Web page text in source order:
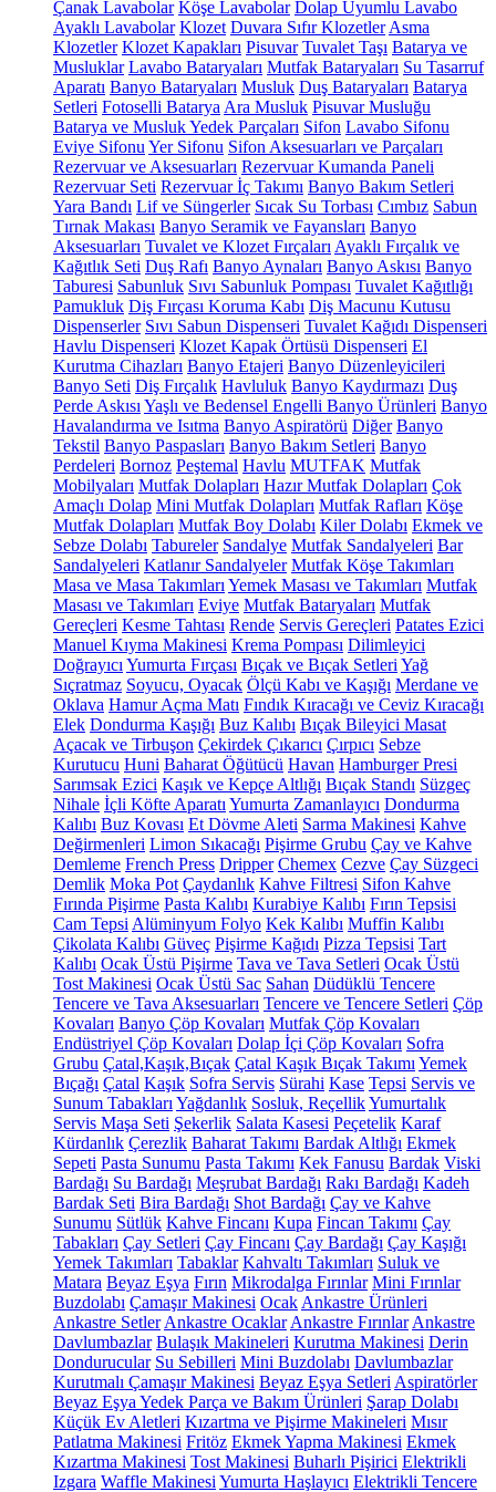
Çanak Lavabolar Köşe Lavabolar Dolap Uyumlu Lavabo
Ayaklı Lavabolar Klozet Duvara Sıfır Klozetler Asma
Klozetler Klozet Kapakları Pisuvar Tuvalet Taşı Batarya ve
Musluklar Lavabo Bataryaları Mutfak Bataryaları Su Tasarruf
Aparatı Banyo Bataryaları Musluk Duş Bataryaları Batarya
Setleri Fotoselli Batarya Ara Musluk Pisuvar Musluğu
Batarya ve Musluk Yedek Parçaları Sifon Lavabo Sifonu
Eviye Sifonu Yer Sifonu Sifon Aksesuarları ve Parçaları
Rezervuar ve Aksesuarları Rezervuar Kumanda Paneli
Rezervuar Seti Rezervuar İç Takımı Banyo Bakım Setleri
Yara Bandı Lif ve Süngerler Sıcak Su Torbası Cımbız Sabun
Tırnak Makası Banyo Seramik ve Fayansları Banyo
Aksesuarları Tuvalet ve Klozet Fırçaları Ayaklı Fırçalık ve
Kağıtlık Seti Duş Rafı Banyo Aynaları Banyo Askısı Banyo
Taburesi Sabunluk Sıvı Sabunluk Pompası Tuvalet Kağıtlığı
Pamukluk Diş Fırçası Koruma Kabı Diş Macunu Kutusu
Dispenserler Sıvı Sabun Dispenseri Tuvalet Kağıdı Dispenseri
Havlu Dispenseri Klozet Kapak Örtüsü Dispenseri El
Kurutma Cihazları Banyo Etajeri Banyo Düzenleyicileri
Banyo Seti Diş Fırçalık Havluluk Banyo Kaydırmazı Duş
Perde Askısı Yaşlı ve Bedensel Engelli Banyo Ürünleri Banyo
Havalandırma ve Isıtma Banyo Aspiratörü Diğer Banyo
Tekstil Banyo Paspasları Banyo Bakım Setleri Banyo
Perdeleri Bornoz Peştemal Havlu MUTFAK Mutfak
Mobilyaları Mutfak Dolapları Hazır Mutfak Dolapları Çok
Amaçlı Dolap Mini Mutfak Dolapları Mutfak Rafları Köşe
Mutfak Dolapları Mutfak Boy Dolabı Kiler Dolabı Ekmek ve
Sebze Dolabı Tabureler Sandalye Mutfak Sandalyeleri Bar
Sandalyeleri Katlanır Sandalyeler Mutfak Köşe Takımları
Masa ve Masa Takımları Yemek Masası ve Takımları Mutfak
Masası ve Takımları Eviye Mutfak Bataryaları Mutfak
Gereçleri Kesme Tahtası Rende Servis Gereçleri Patates Ezici
Manuel Kıyma Makinesi Krema Pompası Dilimleyici
Doğrayıcı Yumurta Fırçası Bıçak ve Bıçak Setleri Yağ
Sıçratmaz Soyucu, Oyacak Ölçü Kabı ve Kaşığı Merdane ve
Oklava Hamur Açma Matı Fındık Kıracağı ve Ceviz Kıracağı
Elek Dondurma Kaşığı Buz Kalıbı Bıçak Bileyici Masat
Açacak ve Tirbuşon Çekirdek Çıkarıcı Çırpıcı Sebze
Kurutucu Huni Baharat Öğütücü Havan Hamburger Presi
Sarımsak Ezici Kaşık ve Kepçe Altlığı Bıçak Standı Süzgeç
Nihale İçli Köfte Aparatı Yumurta Zamanlayıcı Dondurma
Kalıbı Buz Kovası Et Dövme Aleti Sarma Makinesi Kahve
Değirmenleri Limon Sıkacağı Pişirme Grubu Çay ve Kahve
Demleme French Press Dripper Chemex Cezve Çay Süzgeci
Demlik Moka Pot Çaydanlık Kahve Filtresi Sifon Kahve
Fırında Pişirme Pasta Kalıbı Kurabiye Kalıbı Fırın Tepsisi
Cam Tepsi Alüminyum Folyo Kek Kalıbı Muffin Kalıbı
Çikolata Kalıbı Güveç Pişirme Kağıdı Pizza Tepsisi Tart
Kalıbı Ocak Üstü Pişirme Tava ve Tava Setleri Ocak Üstü
Tost Makinesi Ocak Üstü Sac Sahan Düdüklü Tencere
Tencere ve Tava Aksesuarları Tencere ve Tencere Setleri Çöp
Kovaları Banyo Çöp Kovaları Mutfak Çöp Kovaları
Endüstriyel Çöp Kovaları Dolap İçi Çöp Kovaları Sofra
Grubu Çatal,Kaşık,Bıçak Çatal Kaşık Bıçak Takımı Yemek
Bıçağı Çatal Kaşık Sofra Servis Sürahi Kase Tepsi Servis ve
Sunum Tabakları Yağdanlık Sosluk, ReçellikYumurtalık
Servis Maşa Seti Şekerlik Salata Kasesi Peçetelik Karaf
Kürdanlık Çerezlik Baharat Takımı Bardak Altlığı Ekmek
Sepeti Pasta Sunumu Pasta Takımı Kek Fanusu Bardak Viski
Bardağı Su Bardağı Meşrubat Bardağı Rakı Bardağı Kadeh
Bardak Seti Bira Bardağı Shot Bardağı Çay ve Kahve
Sunumu Sütlük Kahve Fincanı Kupa Fincan Takımı Çay
Tabakları Çay Setleri Çay Fincanı Çay Bardağı Çay Kaşığı
Yemek Takımları Tabaklar Kahvaltı Takımları Suluk ve
Matara Beyaz Eşya Fırın Mikrodalga Fırınlar Mini Fırınlar
Buzdolabı Çamaşır Makinesi Ocak Ankastre Ürünleri
Ankastre Setler Ankastre Ocaklar Ankastre Fırınlar Ankastre
Davlumbazlar Bulaşık Makineleri Kurutma Makinesi Derin
Dondurucular Su Sebilleri Mini Buzdolabı Davlumbazlar
Kurutmalı Çamaşır Makinesi Beyaz Eşya Setleri Aspiratörler
Beyaz Eşya Yedek Parça ve Bakım Ürünleri Şarap Dolabı
Küçük Ev Aletleri Kızartma ve Pişirme Makineleri Mısır
Patlatma Makinesi Fritöz Ekmek Yapma Makinesi Ekmek
Kızartma Makinesi Tost Makinesi Buharlı Pişirici Elektrikli
Izgara Waffle Makinesi Yumurta Haşlayıcı Elektrikli Tencere